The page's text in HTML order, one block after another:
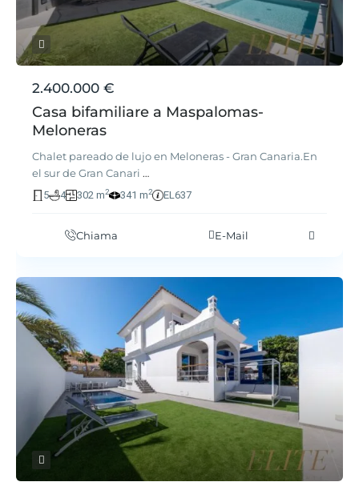
2.400.000 €
Casa bifamiliare a Maspalomas-
Meloneras
Chalet pareado de lujo en Meloneras - Gran Canaria.En
el sur de Gran Canari …
5 4 302 m2 341 m2 EL637
Chiama E-Mail